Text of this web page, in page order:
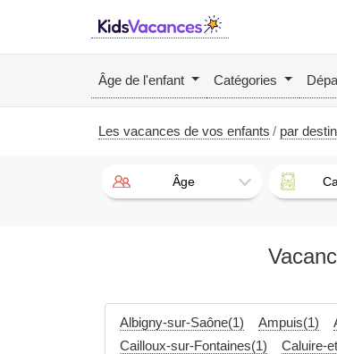
Âge de l'enfant Catégories
Les vacances de vos enfants par
Âge
Albigny-sur-Saône(1) Ampuis(1)
Cailloux-sur-Fontaines(1)
Caluire-